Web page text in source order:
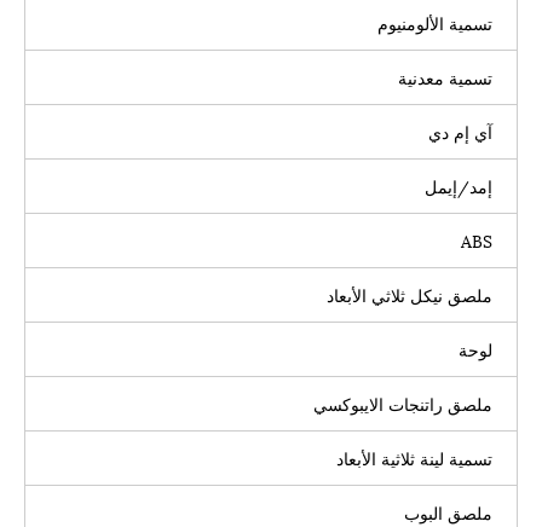
تسمية الألومنيوم
تسمية معدنية
آي إم دي
إمد/إيمل
ABS
ملصق نيكل ثلاثي الأبعاد
لوحة
ملصق راتنجات الايبوكسي
تسمية لينة ثلاثية الأبعاد
ملصق البوب